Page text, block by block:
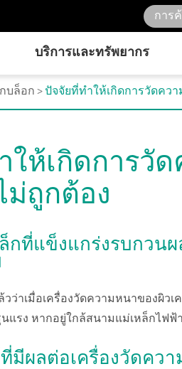
บริการและทรัพยากร
บล็อก ปัจจัยที่ทำให้เกิดการวัดคว
ให้เกิดการวั
ม่ถูกต้อง
กที่แข็งแกร่งรบกวน
ว่าเมื่อเครื่องวัดความหนาของผิว
แรง หากอยู่ใกล้สนามแม่เหล็กไฟฟ้
มีผลต่อเครื่องวัดคว